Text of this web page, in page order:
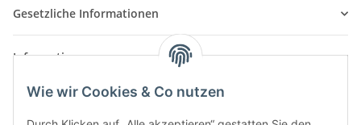
Wie wir Cookies & Co nutzen
Gesetzliche Informationen
Informationen